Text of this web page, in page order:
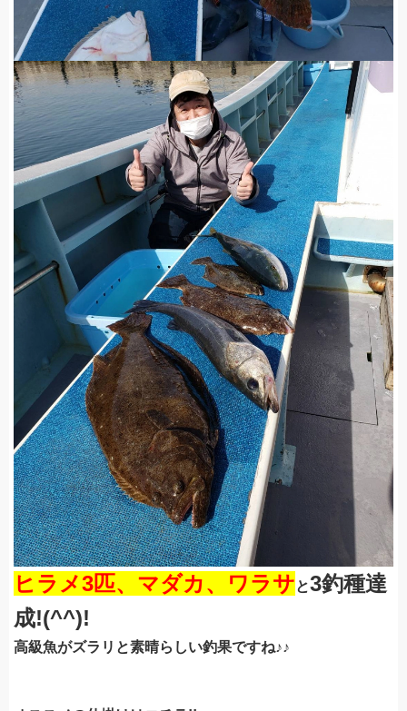
ヒラメ3匹、マダカ、ワラサと3釣種達
成!(^^)!
高級魚がズラリと素晴らしい釣果ですね♪♪